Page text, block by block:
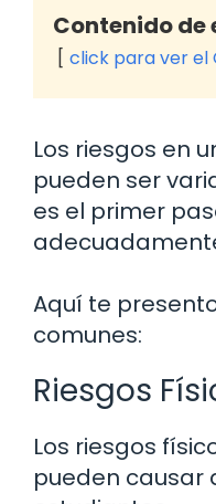
Contenido
click para ver el
Los riesgos en
pueden ser
es el primer
Aquí te
comunes:
Riesgos
Los riesgos
pueden causar